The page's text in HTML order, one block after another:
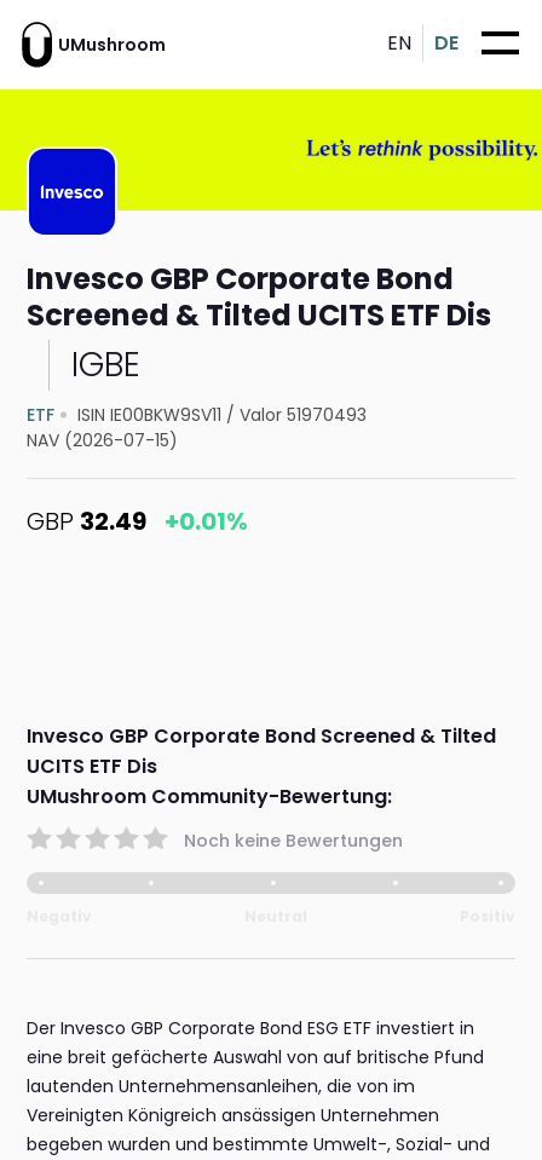
UMushroom EN DE
Invesco GBP Corporate Bond
Screened & Tilted UCITS ETF Dis
IGBE
ETF ISIN IE00BKW9SV11 /Valor 51970493
NAV (2026-07-15)
GBP 32.49 +0.01%
Invesco GBP Corporate Bond Screened & Tilted
UCITS ETF Dis
UMushroom Community-Bewertung:
Noch keine Bewertungen
Der Invesco GBP Corporate Bond ESG ETF investiert in
eine breit gefächerte Auswahl von auf britische Pfund
lautenden Unternehmensanleihen, die von im
Vereinigten Königreich ansässigen Unternehmen
begeben wurden und bestimmte Umwelt-, Sozial- und